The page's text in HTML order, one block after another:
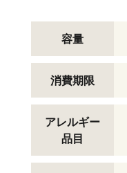
容量
消費期限
アレルギー
品目